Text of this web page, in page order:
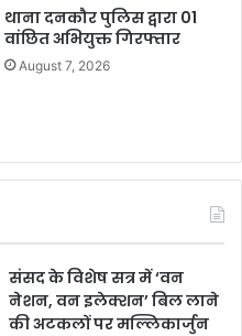
थाना दनकौर पुलिस द्वारा 01
वांछित अभियुक्त गिरफ्तार
August 7, 2026
संसद के विशेष सत्र में ‘वन
नेशन, वन इलेक्शन’ बिल लाने
की अटकलों पर मल्लिकार्जुन